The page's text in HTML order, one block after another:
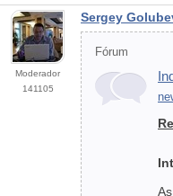
Moderador
141105
Sergey
Fórum